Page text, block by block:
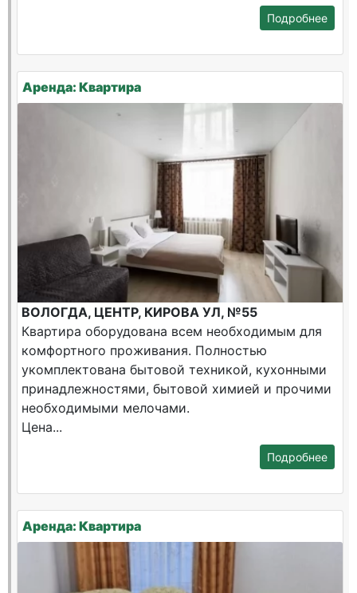
Подробнее
Аренда: Квартира
ВОЛОГДА, ЦЕНТР, КИРОВА УЛ, №55
Квартира оборудована всем необходимым для
комфортного проживания. Полностью
укомплектована бытовой техникой, кухонными
принадлежностями, бытовой химией и прочими
необходимыми мелочами.
Цена...
Подробнее
Аренда: Квартира